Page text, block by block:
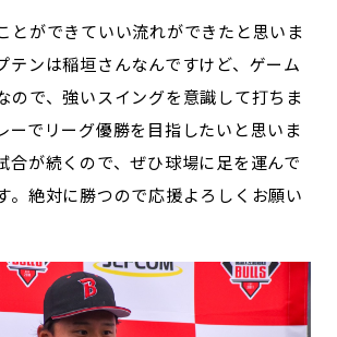
とができていい流れができたと思いま
テンは稲垣さんなんですけど、ゲーム
ので、強いスイングを意識して打ちま
ーでリーグ優勝を目指したいと思いま
合が続くので、ぜひ球場に足を運んで
。絶対に勝つので応援よろしくお願い